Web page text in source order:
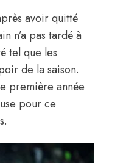
avoir quitté
n’a pas tardé à
tel que les
de la saison.
première année
pour ce